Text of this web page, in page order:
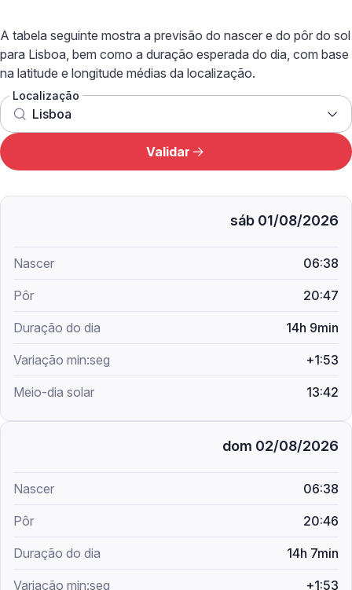
A tabela seguinte mostra a previsão do nascer e do pôr do sol
para Lisboa, bem como a duração esperada do dia, com base
na latitude e longitude médias da localização.
Localização
Validar
sáb 01/08/2026
06:38
20:47
14h 9min
+1:53
13:42
dom 02/08/2026
06:38
20:46
14h 7min
+1:53